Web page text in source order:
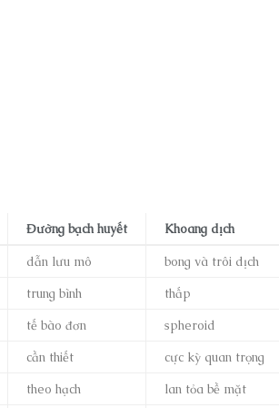
Đường bạch huyết
Khoang dịch
dẫn lưu mô
bong và trôi dịch
trung bình
thấp
tế bào đơn
spheroid
cần thiết
cực kỳ quan trọng
theo hạch
lan tỏa bề mặt